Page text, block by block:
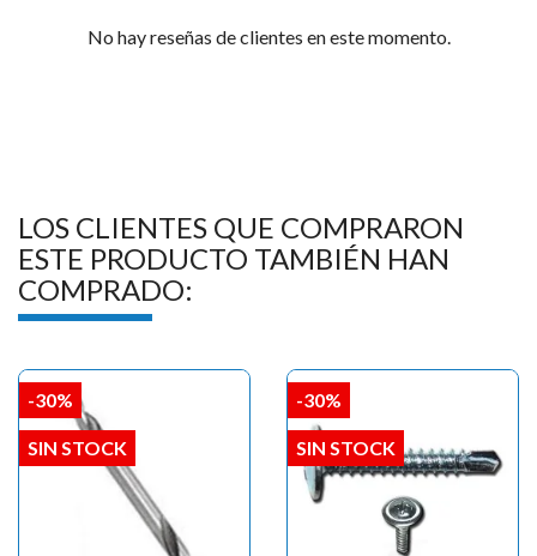
No hay reseñas de clientes en este momento.
LOS CLIENTES QUE COMPRARON
ESTE PRODUCTO TAMBIÉN HAN
COMPRADO:
-30%
SIN STOCK
-30%
SIN STOCK